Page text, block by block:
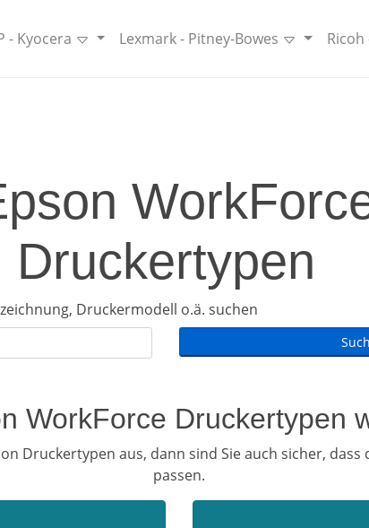
- Kyocera Lexmark - Pitney-Bowes Ricoh
Druckertypen
Druckermodell o.ä. suchen
WorkForce Druckertypen
Druckertypen aus, dann sind Sie auch sicher,
passen.